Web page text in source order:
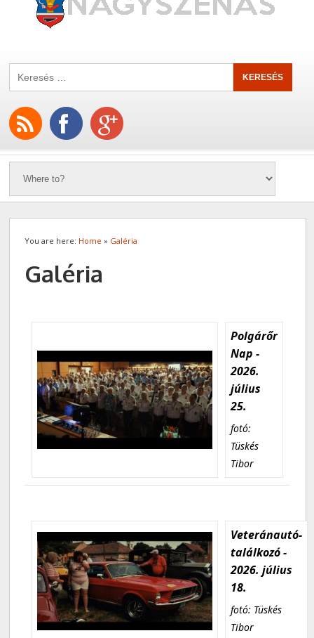
You are here: Home » Galéria
Galéria
Polgárőr
Nap -
2026.
július
25.
fotó:
Tüskés
Tibor
Veteránautó-
találkozó -
2026. július
18.
fotó: Tüskés
Tibor